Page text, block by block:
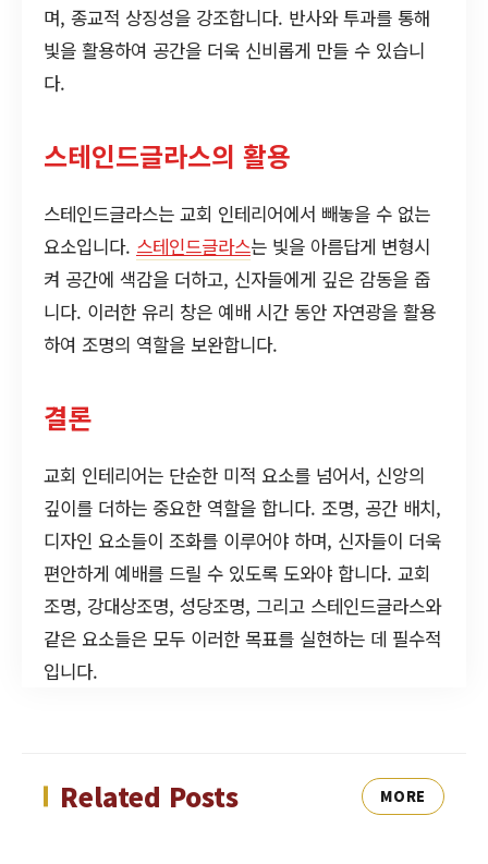
며, 종교적 상징성을 강조합니다. 반사와 투과를 통해
빛을 활용하여 공간을 더욱 신비롭게 만들 수 있습니
다.
스테인드글라스의 활용
스테인드글라스는 교회 인테리어에서 빼놓을 수 없는
요소입니다. 스테인드글라스는 빛을 아름답게 변형시
켜 공간에 색감을 더하고, 신자들에게 깊은 감동을 줍
니다. 이러한 유리 창은 예배 시간 동안 자연광을 활용
하여 조명의 역할을 보완합니다.
결론
교회 인테리어는 단순한 미적 요소를 넘어서, 신앙의
깊이를 더하는 중요한 역할을 합니다. 조명, 공간 배치,
디자인 요소들이 조화를 이루어야 하며, 신자들이 더욱
편안하게 예배를 드릴 수 있도록 도와야 합니다. 교회
조명, 강대상조명, 성당조명, 그리고 스테인드글라스와
같은 요소들은 모두 이러한 목표를 실현하는 데 필수적
입니다.
Related Posts MORE